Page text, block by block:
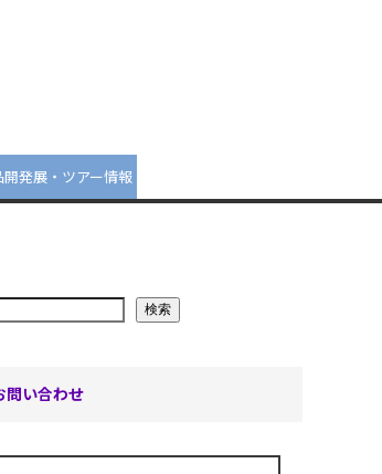
開発展・ツアー情報
検索
問い合わせ